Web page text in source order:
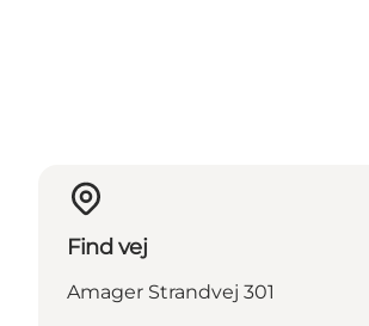
Find vej
Amager Strandvej 301